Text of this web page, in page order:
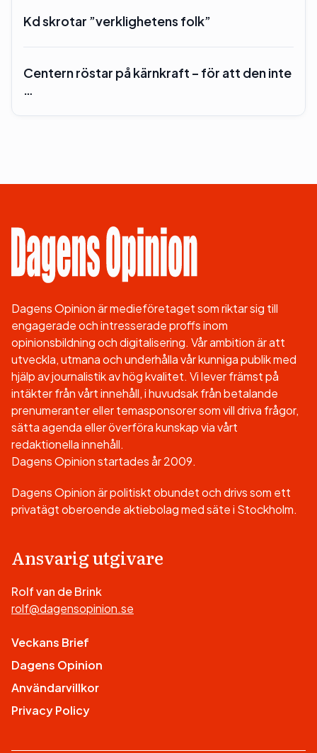
Kd skrotar ”verklighetens folk”
Centern röstar på kärnkraft – för att den inte
…
Dagens Opinion är medieföretaget som riktar sig till
engagerade och intresserade proffs inom
opinionsbildning och digitalisering. Vår ambition är att
utveckla, utmana och underhålla vår kunniga publik med
hjälp av journalistik av hög kvalitet. Vi lever främst på
intäkter från vårt innehåll, i huvudsak från betalande
prenumeranter eller temasponsorer som vill driva frågor,
sätta agenda eller överföra kunskap via vårt
redaktionella innehåll.
Dagens Opinion startades år 2009.
Dagens Opinion är politiskt obundet och drivs som ett
privatägt oberoende aktiebolag med säte i Stockholm.
Ansvarig utgivare
Rolf van de Brink
rolf@dagensopinion.se
Veckans Brief
Dagens Opinion
Användarvillkor
Privacy Policy